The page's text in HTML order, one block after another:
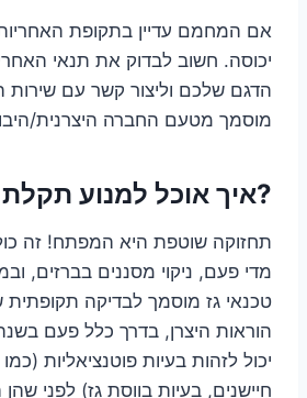
אם המחמם עדיין בתקופת האחריות,
יכוסה. חשוב לבדוק את תנאי
הדגם שלכם וליצור קשר עם שירות
מוסמך מטעם החברה היצרנית/
?איך אוכל למנוע תקלת E3 בעתיד
תחזוקה שוטפת היא המפתח! זה
מדי פעם, ניקוי מסננים בברזים,
טכנאי גז מוסמך לבדיקה
הוראות היצרן, בדרך כלל פעם
יכול לזהות בעיות פוטנציאליות
חיישנים, בעיות בווסת גז) לפני